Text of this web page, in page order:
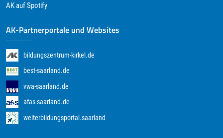
AK auf Spotify
AK-Partnerportale und Websites
bildungszentrum-kirkel.de
best-saarland.de
vwa-saarland.de
afas-saarland.de
weiterbildungsportal.saarland